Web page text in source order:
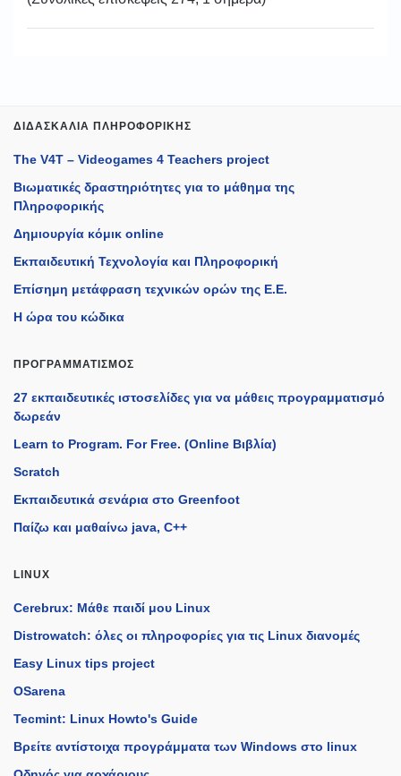
ΔΙΔΑΣΚΑΛΊΑ ΠΛΗΡΟΦΟΡΙΚΉΣ
The V4T – Videogames 4 Teachers project
Βιωματικές δραστηριότητες για το μάθημα της
Πληροφορικής
Δημιουργία κόμικ online
Εκπαιδευτική Τεχνολογία και Πληροφορική
Επίσημη μετάφραση τεχνικών ορών της Ε.Ε.
Η ώρα του κώδικα
ΠΡΟΓΡΑΜΜΑΤΙΣΜΌΣ
27 εκπαιδευτικές ιστοσελίδες για να μάθεις προγραμματισμό
δωρεάν
Learn to Program. For Free. (Online Βιβλία)
Scratch
Εκπαιδευτικά σενάρια στο Greenfoot
Παίζω και μαθαίνω java, C++
LINUX
Cerebrux: Μάθε παιδί μου Linux
Distrowatch: όλες οι πληροφορίες για τις Linux διανομές
Easy Linux tips project
OSarena
Tecmint: Linux Howto's Guide
Βρείτε αντίστοιχα προγράμματα των Windows στο linux